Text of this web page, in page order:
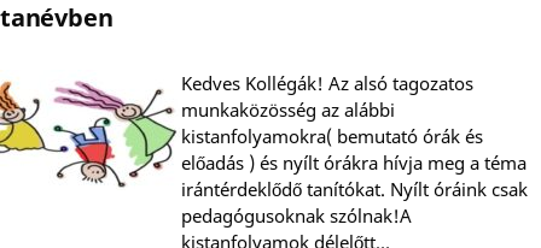
tanévben
Kedves Kollégák! Az alsó tagozatos
munkaközösség az alábbi
kistanfolyamokra( bemutató órák és
előadás ) és nyílt órákra hívja meg a téma
irántérdeklődő tanítókat. Nyílt óráink csak
pedagógusoknak szólnak!A
kistanfolyamok délelőtt…